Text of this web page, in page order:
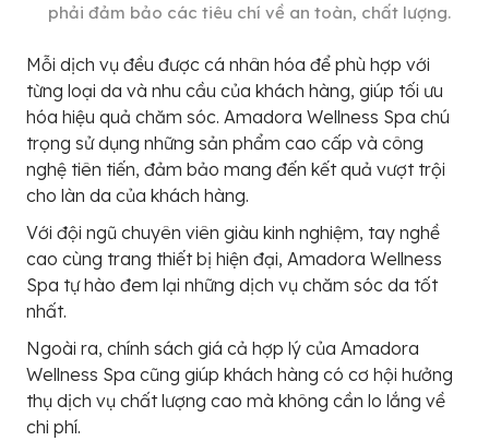
phải đảm bảo các tiêu chí về an toàn, chất lượng.
Mỗi dịch vụ đều được cá nhân hóa để phù hợp với
từng loại da và nhu cầu của khách hàng, giúp tối ưu
hóa hiệu quả chăm sóc. Amadora Wellness Spa chú
trọng sử dụng những sản phẩm cao cấp và công
nghệ tiên tiến, đảm bảo mang đến kết quả vượt trội
cho làn da của khách hàng.
Với đội ngũ chuyên viên giàu kinh nghiệm, tay nghề
cao cùng trang thiết bị hiện đại, Amadora Wellness
Spa tự hào đem lại những dịch vụ chăm sóc da tốt
nhất.
Ngoài ra, chính sách giá cả hợp lý của Amadora
Wellness Spa cũng giúp khách hàng có cơ hội hưởng
thụ dịch vụ chất lượng cao mà không cần lo lắng về
chi phí.